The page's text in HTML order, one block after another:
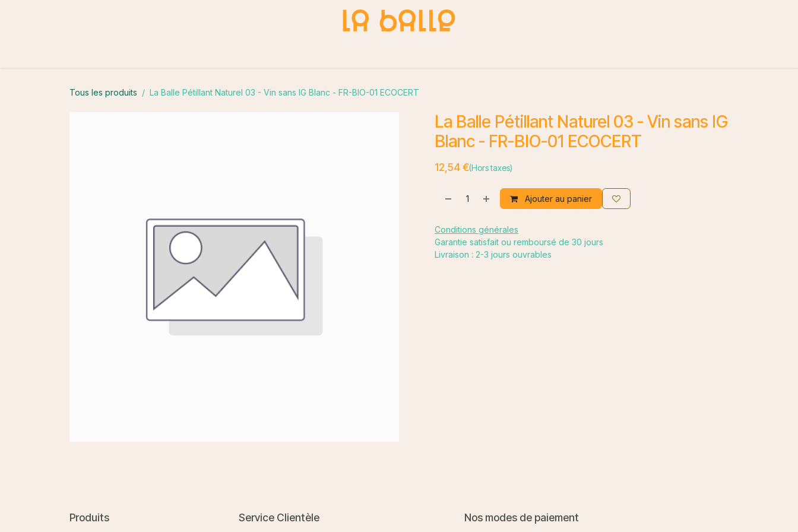
Tous les produits La Balle Pétillant Naturel 03 - Vin sans IG Blanc - FR-BIO-01 ECOCERT
La Balle Pétillant Naturel 03 - Vin sans IG
Blanc - FR-BIO-01 ECOCERT
12,54€(Hors taxes)
Ajouter au panier
Conditions générales
Garantie satisfait ou remboursé de 30 jours
Livraison : 2-3 jours ouvrables
Produits Service Clientèle Nos modes de paiement